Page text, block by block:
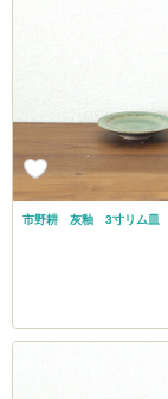
市野耕 灰釉 3寸リム皿